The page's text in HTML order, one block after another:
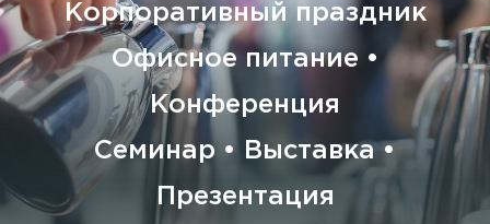
Корпоративный праздник
Офисное питание •
Конференция
Семинар • Выставка •
Презентация